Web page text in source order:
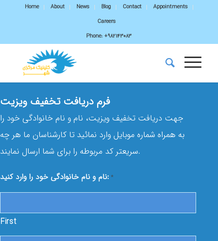
Home About News Blog Contact
Appointments
Careers
Phone:+982143083
فرم دریافت تخفیف ویزیت
جهت دریافت تخفیف ویزیت، نام و نام خانوادگی خود را
به همراه شماره موبایل وارد نمائید تا کارشناسان ما هر چه
سریعتر کد مربوطه را برای شما ارسال نمایند.
نام و نام خانوادگی خود را وارد کنید:*
First